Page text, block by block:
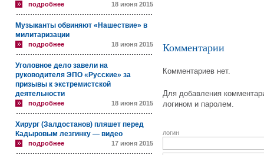
подробнее 18 июня 2015
Музыканты обвиняют «Нашествие» в
милитаризации
подробнее 18 июня 2015
Уголовное дело завели на
руководителя ЭПО «Русские» за
призывы к экстремистской
деятельности
подробнее 18 июня 2015
Хирург (Залдостанов) пляшет перед
Кадыровым лезгинку — видео
подробнее 17 июня 2015
Комментарии
Комментариев нет.
Для добавления
логином и паролем.
логин